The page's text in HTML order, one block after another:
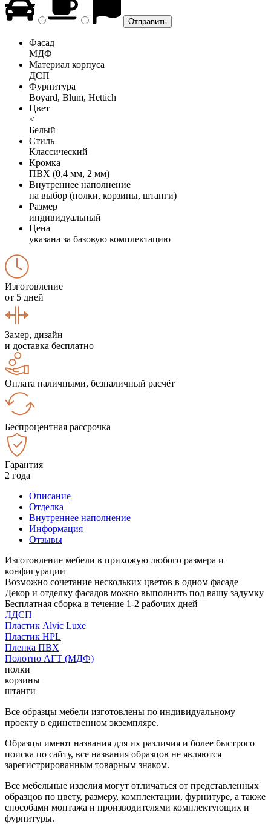
Фасад
МДФ
Материал корпуса
ДСП
Фурнитура
Boyard, Blum, Hettich
Цвет
<
Белый
Стиль
Классический
Кромка
ПВХ (0,4 мм, 2 мм)
Внутреннее наполнение
на выбор (полки, корзины, штанги)
Размер
индивидуальный
Цена
указана за базовую комплектацию
Изготовление
от 5 дней
Замер, дизайн
и доставка бесплатно
Оплата наличными, безналичный расчёт
Беспроцентная рассрочка
Гарантия
2 года
Описание
Отделка
Внутреннее наполнение
Информация
Отзывы
Изготовление мебели в прихожую любого размера и
конфигурации
Возможно сочетание нескольких цветов в одном фасаде
Декор и отделку фасадов можно выполнить под вашу задумку
Бесплатная сборка в течение 1-2 рабочих дней
ЛДСП
Пластик Alvic Luxe
Пластик HPL
Пленка ПВХ
Полотно АГТ (МДФ)
полки
корзины
штанги
Все образцы мебели изготовлены по индивидуальному
проекту в единственном экземпляре.
Образцы имеют названия для их различия и более быстрого
поиска по сайту, все названия образцов не являются
зарегистрированным товарным знаком.
Все мебельные изделия могут отличаться от представленных
образцов по цвету, размеру, комплектации, фурнитуре, а также
способами монтажа и производителями комплектующих и
фурнитуры.